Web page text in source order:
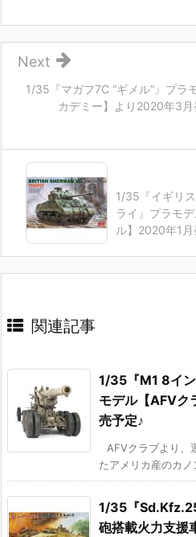
1/35『マガフ7C “ギメル”』プラ
カデミー】より2020年3月
Next
1/35『イギリ
ライ』プラモ
ル】2020年1月
関連記事
1/35『M1 8イ
モデル【AFVク
売予定♪
AFVクラブより、
たアメリカ産のカ
1/35『
砲搭載火力支援